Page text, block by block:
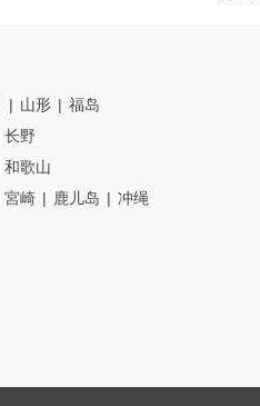
山形 福岛
长野
和歌山
宮崎 鹿儿岛 冲绳